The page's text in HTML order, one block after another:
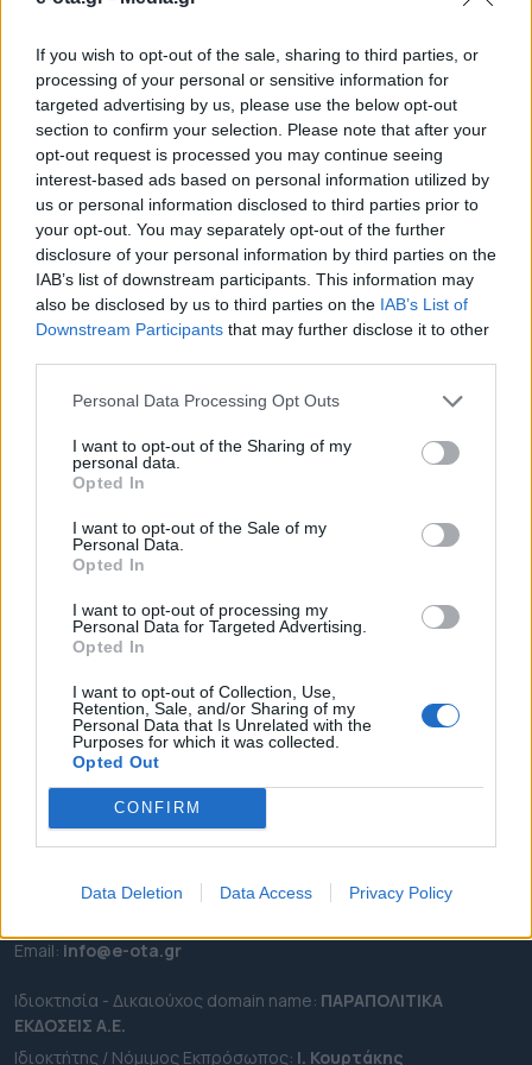
If you wish to opt-out of the sale, sharing to third parties, or
processing of your personal or sensitive information for
targeted advertising by us, please use the below opt-out
section to confirm your selection. Please note that after your
opt-out request is processed you may continue seeing
interest-based ads based on personal information utilized by
us or personal information disclosed to third parties prior to
your opt-out. You may separately opt-out of the further
disclosure of your personal information by third parties on the
IAB’s list of downstream participants. This information may
also be disclosed by us to third parties on the IAB’s List of
Downstream Participants that may further disclose it to other
Personal Data Processing Opt Outs
I want to opt-out of the Sharing of my
personal data.
Opted In
I want to opt-out of the Sale of my
Personal Data.
Opted In
I want to opt-out of processing my
Personal Data for Targeted Advertising.
Opted In
I want to opt-out of Collection, Use,
Retention, Sale, and/or Sharing of my
Personal Data that Is Unrelated with the
Purposes for which it was collected.
Opted Out
CONFIRM
Data Deletion Data Access Privacy Policy
Σε φάση υλοποίησης περνά ένα σημαντικό
αντιπλημμυρικό έργο για την Άνω Γλυφάδα, μετά την
υπογραφή της σχετικής σύμβασης από τον
Περιφερειάρχη Αττικής Νίκο Χαρδαλιά, παρουσία
του Δημάρχου Γλυφάδας Γιώργου Παπανικολάου,
στο Διοικητήριο της Περιφέρειας. Το έργο,
προϋπολογισμού 2,81 εκατ. ευρώ πλέον ΦΠΑ,
χρηματοδοτείται από την Περιφέρεια Αττικής και
αφορά την κατασκευή αγωγών ομβρίων συνολικού
μήκους […]
07.07.2026 - 13.27
ΡΟΗ ΕΙΔΗΣΕΩΝ
ΕΠΙΚΑΙΡΟΤΗΤΑ
ΠΕΡΙΦΕΡΕΙΕΣ
OTA LEAKS
ΣΥΝΕΝΤΕΥΞΕΙΣ
ΑΠΟΨΕΙΣ
ΠΡΟΣΛΗΨΕΙΣ
e-ota.gr | Ταυτότητα
Καλλιθέα Αττικής
Εmail: info@e-ota.gr
Ιδιοκτησία - Δικαιούχος domain name: ΠΑΡΑΠΟΛΙΤΙΚΑ
ΕΚΔΟΣΕΙΣ A.E.
Ιδιοκτήτης / Νόμιμος Εκπρόσωπος: Ι. Κουρτάκης